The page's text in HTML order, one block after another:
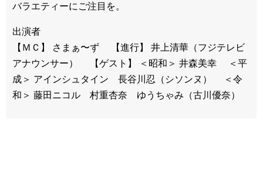
バラエティーにご注目を。
出演者
【ＭＣ】 さまぁ〜ず 【進行】 井上清華（フジテレビ
アナウンサー） 【ゲスト】 ＜昭和＞ 井森美幸 ＜平
成＞ アインシュタイン 長谷川忍（シソンヌ） ＜令
和＞ 藤田ニコル 村重杏奈 ゆうちゃみ（古川優奈）